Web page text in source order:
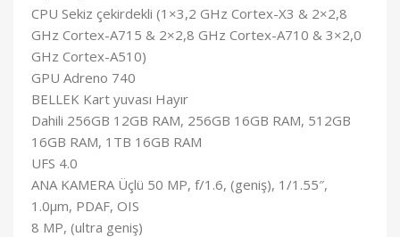
CPU Sekiz çekirdekli (1×3,2 GHz Cortex-X3 & 2×2,8
GHz Cortex-A715 & 2×2,8 GHz Cortex-A710 & 3×2,0
GHz Cortex-A510)
GPU Adreno 740
BELLEK Kart yuvası Hayır
Dahili 256GB 12GB RAM, 256GB 16GB RAM, 512GB
16GB RAM, 1TB 16GB RAM
UFS 4.0
ANA KAMERA Üçlü 50 MP, f/1.6, (geniş), 1/1.55″,
1.0µm, PDAF, OIS
8 MP, (ultra geniş)